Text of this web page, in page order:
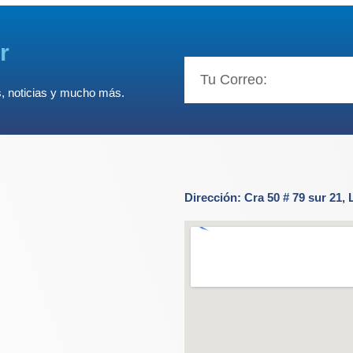
noticias y mucho más.
Dirección: Cra 50 # 79 sur 21,